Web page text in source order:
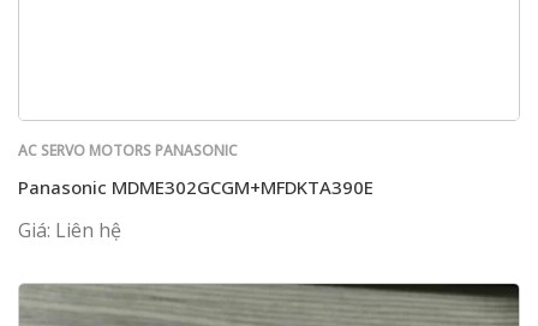
AC SERVO MOTORS PANASONIC
Panasonic MDME302GCGM+MFDKTA390E
Giá: Liên hệ